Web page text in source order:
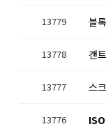
13779 블
13778 갠
13777 스
13776